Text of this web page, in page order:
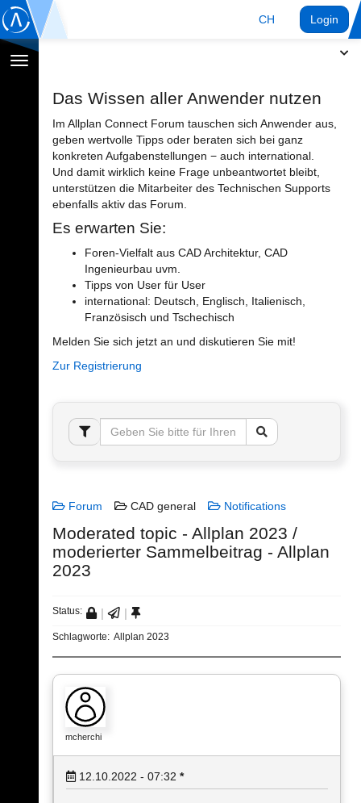
CH Login
Navigation
Das Wissen aller Anwender nutzen
Im Allplan Connect Forum tauschen sich Anwender aus,
geben wertvolle Tipps oder beraten sich bei ganz
konkreten Aufgabenstellungen − auch international.
Und damit wirklich keine Frage unbeantwortet bleibt,
unterstützen die Mitarbeiter des Technischen Supports
ebenfalls aktiv das Forum.
Es erwarten Sie:
Foren-Vielfalt aus CAD Architektur, CAD
Ingenieurbau uvm.
Tipps von User für User
international: Deutsch, Englisch, Italienisch,
Französisch und Tschechisch
Melden Sie sich jetzt an und diskutieren Sie mit!
Zur Registrierung
Forum CAD general Notifications
Moderated topic - Allplan 2023 /
moderierter Sammelbeitrag - Allplan
2023
Status:
Schlagworte: Allplan 2023
mcherchi
12.10.2022 - 07:32 *